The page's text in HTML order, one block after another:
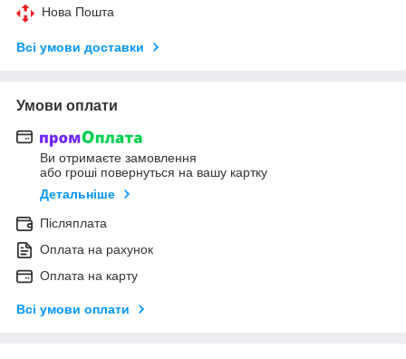
Нова Пошта
Всі умови доставки
Умови оплати
Ви отримаєте замовлення
або гроші повернуться на вашу картку
Детальніше
Післяплата
Оплата на рахунок
Оплата на карту
Всі умови оплати